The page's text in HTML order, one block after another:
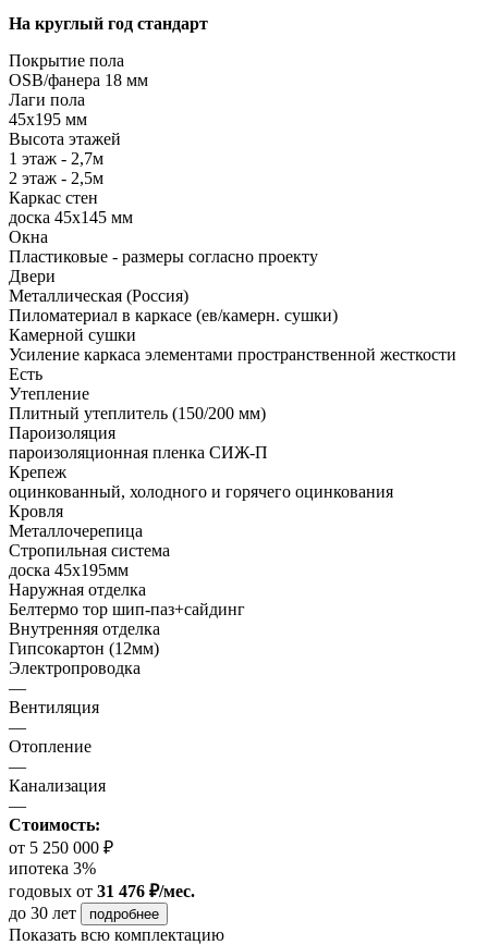
На круглый год стандарт
Покрытие пола
ОSB/фанера 18 мм
Лаги пола
45х195 мм
Высота этажей
1 этаж - 2,7м
2 этаж - 2,5м
Каркас стен
доска 45х145 мм
Окна
Пластиковые - размеры согласно проекту
Двери
Металлическая (Россия)
Пиломатериал в каркасе (ев/камерн. сушки)
Камерной сушки
Усиление каркаса элементами пространственной жесткости
Есть
Утепление
Плитный утеплитель (150/200 мм)
Пароизоляция
пароизоляционная пленка СИЖ-П
Крепеж
оцинкованный, холодного и горячего оцинкования
Кровля
Металлочерепица
Стропильная система
доска 45х195мм
Наружная отделка
Белтермо тор шип-паз+сайдинг
Внутренняя отделка
Гипсокартон (12мм)
Электропроводка
—
Вентиляция
—
Отопление
—
Канализация
—
Стоимость:
от 5 250 000 ₽
ипотека 3%
годовых от 31 476 ₽/мес.
до 30 лет
подробнее
Показать всю комплектацию